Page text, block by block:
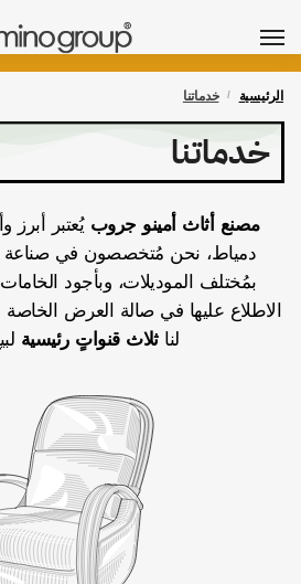
الرئيسية / خدماتنا
خدماتنا
مصنع أثاث أمينو جروب يُعتبر أبرز
دمياط، نحن مُتخصصون في صناعة
بمُختلف الموديلات، وبأجود
الاطلاع عليها في صالة العرض
لناثلاث قنواتٍ رئيسية